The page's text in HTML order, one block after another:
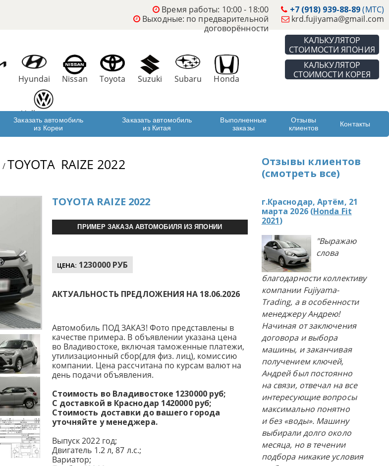
+7 (918) 939-88-89(МТС)
krd.fujiyama@gmail.com
Время работы: 10:00 - 18:00
Выходные: по предварительной
договорённости
КАЛЬКУЛЯТОР
СТОИМОСТИ ЯПОНИЯ
КАЛЬКУЛЯТОР
СТОИМОСТИ КОРЕЯ
Hyundai Nissan Toyota Suzuki Subaru Honda
Volkswagen
Заказать автомобиль
из Кореи
Заказать автомобиль
из Китая
Выполненные
заказы
Отзывы
клиентов
Контакты
/TOYOTA RAIZE 2022
TOYOTA RAIZE 2022
ПРИМЕР ЗАКАЗА АВТОМОБИЛЯ ИЗ ЯПОНИИ
ЦЕНА: 1230000 РУБ
АКТУАЛЬНОСТЬ ПРЕДЛОЖЕНИЯ НА 18.06.2026
Автомобиль ПОД ЗАКАЗ! Фото представлены в
качестве примера. В объявлении указана цена
во Владивостоке, включая таможенные платежи,
утилизационный сбор(для физ. лиц), комиссию
компании. Цена рассчитана по курсам валют на
день подачи объявления.
Стоимость во Владивостоке 1230000 руб;
С доставкой в Краснодар 1420000 руб;
Стоимость доставки до вашего города
уточняйте у менеджера.
Выпуск 2022 год;
Двигатель 1.2 л, 87 л.с.;
Вариатор;
Отзывы клиентов
(смотреть все)
г.Краснодар, Артём, 21
марта 2026 (Honda Fit
2021)
"Выражаю
слова
благодарности коллективу
компании Fujiyama-
Trading, а в особенности
менеджеру Андрею!
Начиная от заключения
договора и выбора
машины, и заканчивая
получением ключей,
Андрей был постоянно
на связи, отвечал на все
интересующие вопросы
максимально понятно
и без «воды». Машину
выбирали долго около
месяца, но в течении
подбора никакие условия